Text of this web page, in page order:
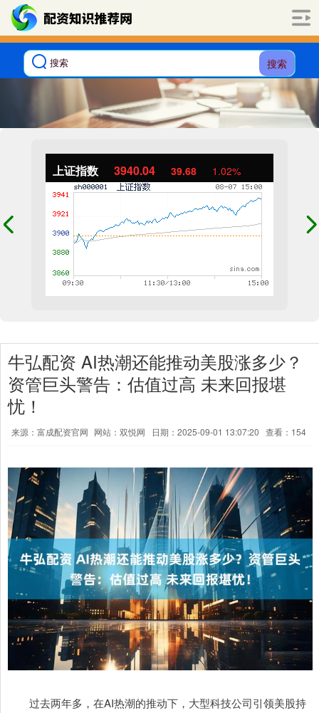
搜索
上证指数 3940.04 39.68 1.02%
牛弘配资 AI热潮还能推动美股涨多少？
资管巨头警告：估值过高 未来回报堪
忧！
来源：富成配资官网 网站：双悦网 日期：2025-09-01 13:07:20 查看：154
过去两年多，在AI热潮的推动下，大型科技公司引领美股持